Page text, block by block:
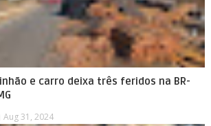
e carro deixa três feridos na BR-
Aug 31, 2024